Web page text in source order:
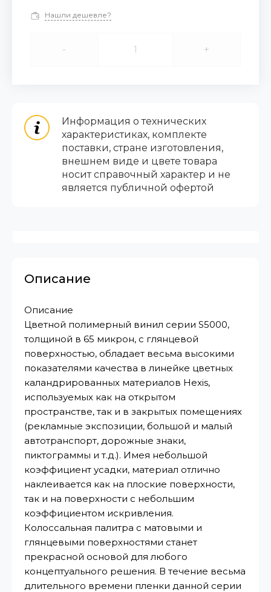
Нашли дешевле?
- +
Информация о технических
характеристиках, комплекте
поставки, стране изготовления,
внешнем виде и цвете товара
носит справочный характер и не
является публичной офертой
Описание
Описание
Цветной полимерный винил серии S5000,
толщиной в 65 микрон, с глянцевой
поверхностью, обладает весьма высокими
показателями качества в линейке цветных
каландрированных материалов Hexis,
используемых как на открытом
пространстве, так и в закрытых помещениях
(рекламные экспозиции, большой и малый
автотранспорт, дорожные знаки,
пиктограммы и т.д.). Имея небольшой
коэффициент усадки, материал отлично
наклеивается как на плоские поверхности,
так и на поверхности с небольшим
коэффициентом искривления.
Колоссальная палитра с матовыми и
глянцевыми поверхностями станет
прекрасной основой для любого
концептуального решения. В течение весьма
длительного времени пленки данной серии